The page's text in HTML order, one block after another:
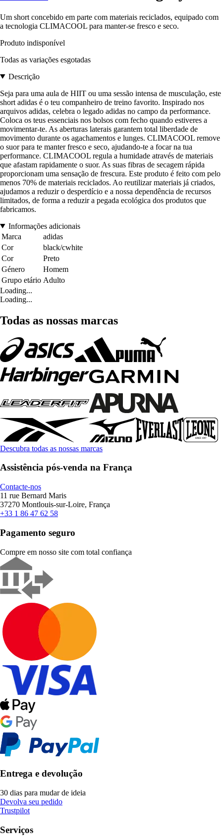
Um short concebido em parte com materiais reciclados, equipado com
a tecnologia CLIMACOOL para manter-se fresco e seco.
Produto indisponível
Todas as variações esgotadas
Descrição
Seja para uma aula de HIIT ou uma sessão intensa de musculação, este
short adidas é o teu companheiro de treino favorito. Inspirado nos
arquivos adidas, celebra o legado adidas no campo da performance.
Coloca os teus essenciais nos bolsos com fecho quando estiveres a
movimentar-te. As aberturas laterais garantem total liberdade de
movimento durante os agachamentos e lunges. CLIMACOOL remove
o suor para te manter fresco e seco, ajudando-te a focar na tua
performance. CLIMACOOL regula a humidade através de materiais
que afastam rapidamente o suor. As suas fibras de secagem rápida
proporcionam uma sensação de frescura. Este produto é feito com pelo
menos 70% de materiais reciclados. Ao reutilizar materiais já criados,
ajudamos a reduzir o desperdício e a nossa dependência de recursos
limitados, de forma a reduzir a pegada ecológica dos produtos que
fabricamos.
Informações adicionais
Marca
adidas
Cor
black/cwhite
Cor
Preto
Género
Homem
Grupo etário Adulto
Loading...
Loading...
Todas as nossas marcas
Descubra todas as nossas marcas
Assistência pós-venda na França
Contacte-nos
11 rue Bernard Maris
37270 Montlouis-sur-Loire, França
+33 1 86 47 62 58
Pagamento seguro
Compre em nosso site com total confiança
Entrega e devolução
30 dias para mudar de ideia
Devolva seu pedido
Trustpilot
Serviços